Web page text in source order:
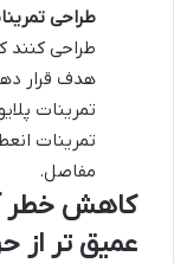
طراحی
طراحی کنند
هدف قرار
تمرینات
تمرینات
مفاصل.
کاهش خطر
عمیق تر از